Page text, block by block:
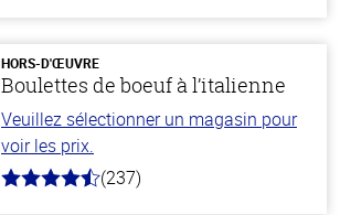
stars
HORS-D'ŒUVRE
Boulettes de boeuf à l’italienne
Veuillez sélectionner un magasin pour
voir les prix.
4.6
(237)